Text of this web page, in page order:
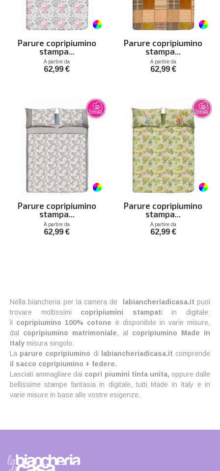
Parure copripiumino
stampa...
A partire da
Prezzo
62,99 €
Parure copripiumino
stampa...
A partire da
Prezzo
62,99 €
Parure copripiumino
stampa...
A partire da
Prezzo
62,99 €
Parure copripiumino
stampa...
A partire da
Prezzo
62,99 €
Nella biancheria per la camera de labiancheriadicasa.it puoi
trovare moltissimi copripiumini stampati in digitale:
il copripiumino 100% cotone è disponibile in varie misure,
dal copripiumino matrimoniale, al copripiumino Made in
Italy misura singolo.
La parure copripiumino di labiancheriadicasa.it comprende
il sacco copripiumino + federe.
Lasciati ammagliare dai copri piumini tinta unita, oppure dalle
bellissime stampe fantasia in digitale, tutti Made in Italy e in
varie misure in base alle vostre esigenze.